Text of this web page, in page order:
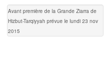
Avant première de la Grande Ziarra de
Hizbut-Tarqiyyah prévue le lundi 23 nov
2015